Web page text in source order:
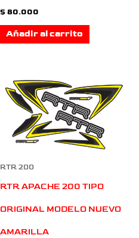
$ 80.000
Añadir al carrito
RTR 200
RTR APACHE 200 TIPO
ORIGINAL MODELO NUEVO
AMARILLA